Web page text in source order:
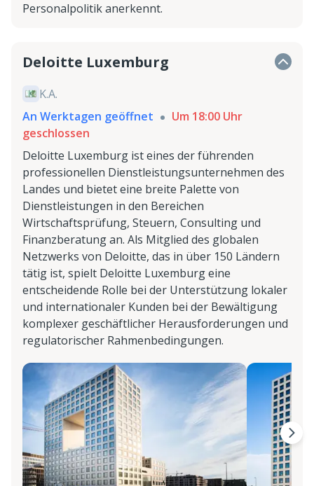
Personalpolitik anerkennt.
Deloitte Luxemburg
K.A.
An Werktagen geöffnet
Um 18:00 Uhr
geschlossen
Deloitte Luxemburg ist eines der führenden
professionellen Dienstleistungsunternehmen des
Landes und bietet eine breite Palette von
Dienstleistungen in den Bereichen
Wirtschaftsprüfung, Steuern, Consulting und
Finanzberatung an. Als Mitglied des globalen
Netzwerks von Deloitte, das in über 150 Ländern
tätig ist, spielt Deloitte Luxemburg eine
entscheidende Rolle bei der Unterstützung lokaler
und internationaler Kunden bei der Bewältigung
komplexer geschäftlicher Herausforderungen und
regulatorischer Rahmenbedingungen.